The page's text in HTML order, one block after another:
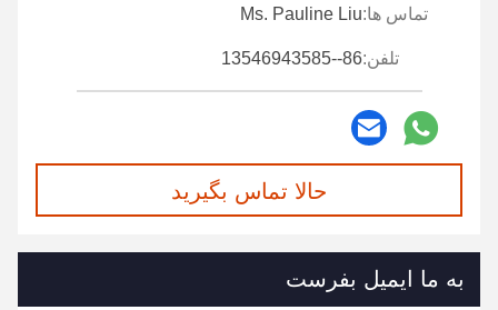
تماس ها:Ms. Pauline Liu
تلفن:86--13546943585
حالا تماس بگیرید
به ما ایمیل بفرست